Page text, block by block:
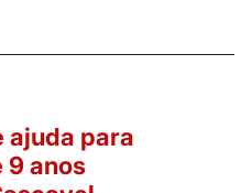
ajuda para
9 anos